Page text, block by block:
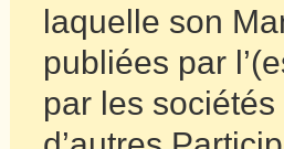
laquelle son
publiées par
par les